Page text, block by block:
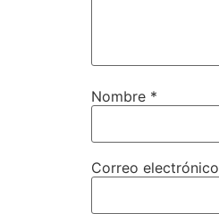
Nombre *
Correo electrónico